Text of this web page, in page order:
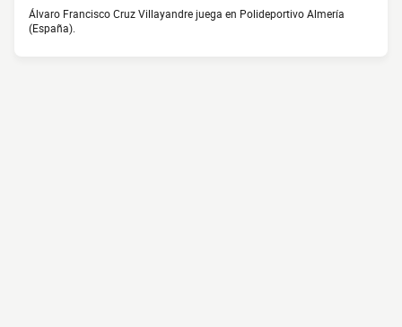
Álvaro Francisco Cruz Villayandre juega en Polideportivo Almería
(España).